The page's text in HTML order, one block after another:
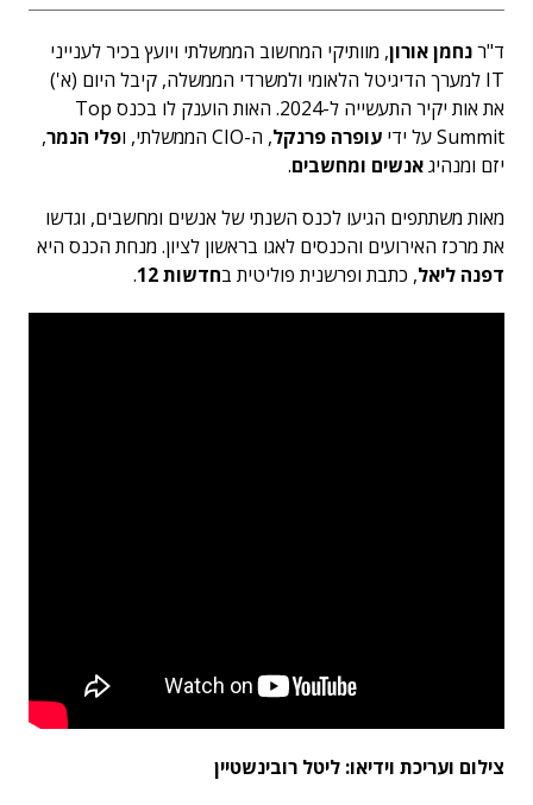
ד"רנחמן אורון, מוותיקי המחשוב הממשלתי ויועץ בכיר לענייני
IT למערך הדיגיטל הלאומי ולמשרדי הממשלה, קיבל היום (א')
את אות יקיר התעשייה ל-2024. האות הוענק לו בכנס Top
Summit על ידי
עופרה פרנקל, ה-CIO הממשלתי, ו פלי הנמר,
יזם ומנהיגאנשים ומחשבים.
מאות משתתפים הגיעו לכנס השנתי של אנשים ומחשבים, וגדשו
את מרכז האירועים והכנסים לאגו בראשון לציון. מנחת הכנס היא
דפנה ליאל, כתבת ופרשנית פוליטית בחדשות 12 .
צילום ועריכת וידיאו: ליטל רובינשטיין